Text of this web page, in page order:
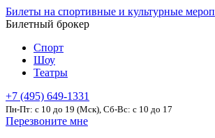
Билеты на спортивные и культурные
Билетный брокер
Спорт
Шоу
Театры
+7 (495) 649-1331
Пн-Пт: c 10 до 19 (Мск), Сб-Вс: с 10 до 17
Перезвоните мне